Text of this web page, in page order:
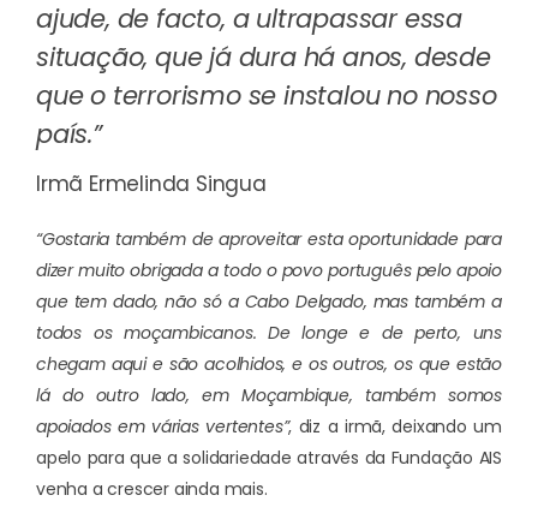
ajude, de facto, a ultrapassar essa
situação, que já dura há anos, desde
que o terrorismo se instalou no nosso
país.”
Irmã Ermelinda Singua
“Gostaria também de aproveitar esta oportunidade para
dizer muito obrigada a todo o povo português pelo apoio
que tem dado, não só a Cabo Delgado, mas também a
todos os moçambicanos. De longe e de perto, uns
chegam aqui e são acolhidos, e os outros, os que estão
lá do outro lado, em Moçambique, também somos
apoiados em várias vertentes”, diz a irmã, deixando um
apelo para que a solidariedade através da Fundação AIS
venha a crescer ainda mais.